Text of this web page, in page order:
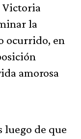
Victoria
la
ocurrido, en
amorosa
luego de que